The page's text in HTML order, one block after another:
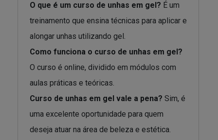
O que é um curso de unhas em gel? É um
treinamento que ensina técnicas para aplicar e
alongar unhas utilizando gel.
Como funciona o curso de unhas em gel?
O curso é online, dividido em módulos com
aulas práticas e teóricas.
Curso de unhas em gel vale a pena? Sim, é
uma excelente oportunidade para quem
deseja atuar na área de beleza e estética.